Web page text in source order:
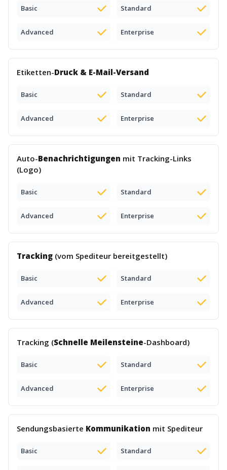
Basic Standard
Advanced Enterprise
Etiketten-Druck & E-Mail-Versand
Basic Standard
Advanced Enterprise
Auto-Benachrichtigungen mit Tracking-Links
(Logo)
Basic Standard
Advanced Enterprise
Tracking (vom Spediteur bereitgestellt)
Basic Standard
Advanced Enterprise
Tracking (Schnelle Meilensteine-Dashboard)
Basic Standard
Advanced Enterprise
Sendungsbasierte Kommunikation mit Spediteur
Basic Standard